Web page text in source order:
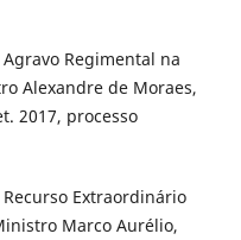
Agravo Regimental na
Alexandre de Moraes,
2017, processo
Recurso Extraordinário
Marco Aurélio,